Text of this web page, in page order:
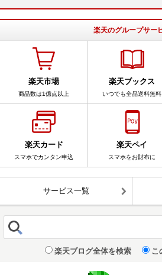
楽天のグループサー
楽天市場
商品数は1億点以上
楽天ブックス
いつでも全品送料無料
楽天カード
スマホでカンタン申込
楽天ペイ
スマホをお財布に
サービス一覧
楽天ブログ全体を検索 こ